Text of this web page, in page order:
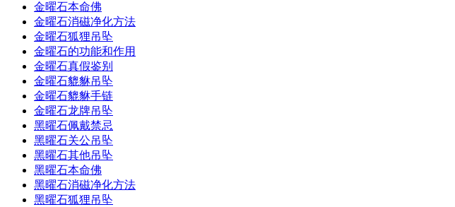
金曜石本命佛
金曜石消磁净化方法
金曜石狐狸吊坠
金曜石的功能和作用
金曜石真假鉴别
金曜石貔貅吊坠
金曜石貔貅手链
金曜石龙牌吊坠
黑曜石佩戴禁忌
黑曜石关公吊坠
黑曜石其他吊坠
黑曜石本命佛
黑曜石消磁净化方法
黑曜石狐狸吊坠